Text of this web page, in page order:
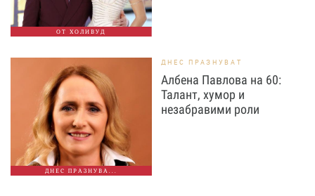
ОТ ХОЛИВУД
ДНЕС ПРАЗНУВА...
ДНЕС ПРАЗНУВАТ
Албена Павлова на 60:
Талант, хумор и
незабравими роли